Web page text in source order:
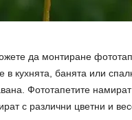
да монтиране
кухнята, банята или
Фототапетите
с различни цветни и